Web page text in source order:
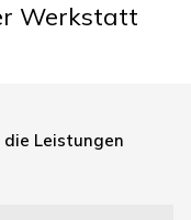
Werkstatt
Leistungen